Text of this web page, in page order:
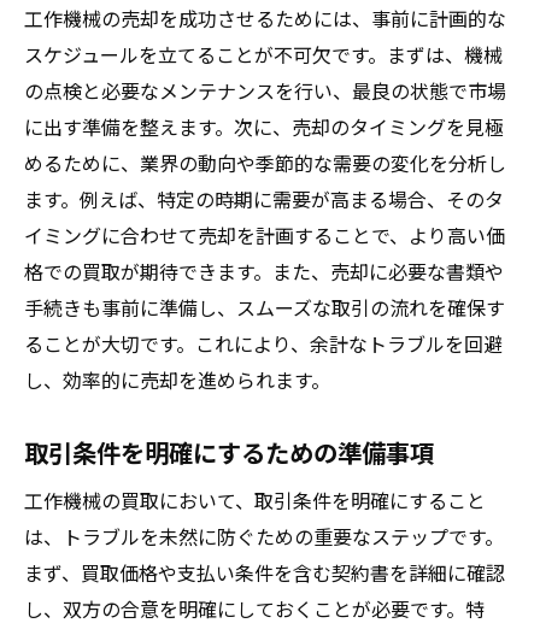
工作機械の売却を成功させるためには、事前に計画的な
スケジュールを立てることが不可欠です。まずは、機械
の点検と必要なメンテナンスを行い、最良の状態で市場
に出す準備を整えます。次に、売却のタイミングを見極
めるために、業界の動向や季節的な需要の変化を分析し
ます。例えば、特定の時期に需要が高まる場合、そのタ
イミングに合わせて売却を計画することで、より高い価
格での買取が期待できます。また、売却に必要な書類や
手続きも事前に準備し、スムーズな取引の流れを確保す
ることが大切です。これにより、余計なトラブルを回避
し、効率的に売却を進められます。
取引条件を明確にするための準備事項
工作機械の買取において、取引条件を明確にすること
は、トラブルを未然に防ぐための重要なステップです。
まず、買取価格や支払い条件を含む契約書を詳細に確認
し、双方の合意を明確にしておくことが必要です。特